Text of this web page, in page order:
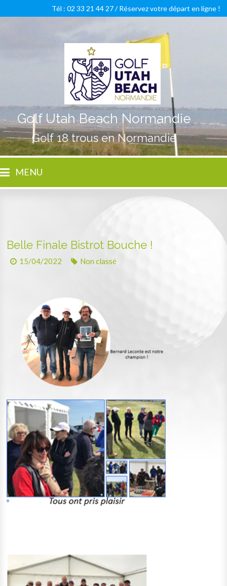
Golf Utah Beach Normandie
Golf 18 trous en Normandie
Tél : 02 33 21 44 27 /Réservez votre départ en ligne !
MENU
Belle Finale Bistrot Bouche !
15/04/2022 Non classé